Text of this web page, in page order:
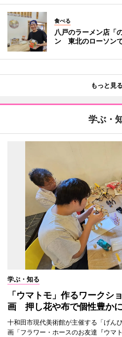
食べる
八戸のラーメン店「
ン 東北のローソン
もっと見る
学ぶ・
学ぶ・知る
「ウマトモ」作るワークシ
画 押し花や布で個性豊かに
十和田市現代美術館が主催する「げん
画「フラワー・ホースのお友達『ウマ